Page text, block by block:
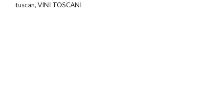
tuscan, VINI TOSCANI